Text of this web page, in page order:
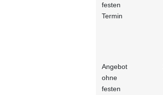
festen
Termin
Angebot
ohne
festen